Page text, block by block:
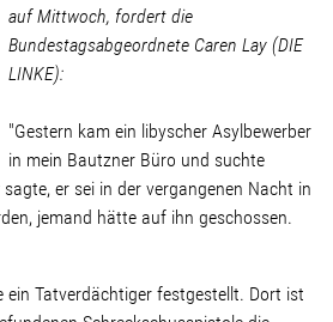
Bodenpolitik
Sonstiges
auf Mittwoch, fordert die
Bundestagsabgeordnete Caren Lay (DIE
LINKE):
"Gestern kam ein libyscher Asylbewerber
in mein Bautzner Büro und suchte
er sei in der vergangenen Nacht in
jemand hätte auf ihn geschossen.
ein Tatverdächtiger festgestellt. Dort ist